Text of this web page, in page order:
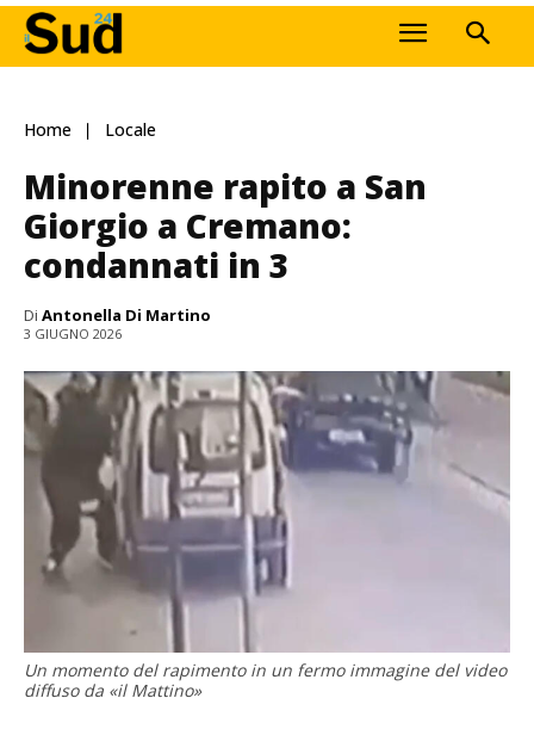
Home Locale
Minorenne rapito a San
Giorgio a Cremano:
condannati in 3
Di Antonella Di Martino
3 GIUGNO 2026
Un momento del rapimento in un fermo immagine del video
diffuso da «il Mattino»